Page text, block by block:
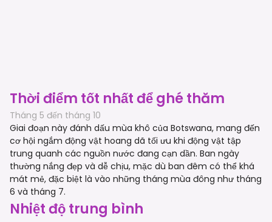
Thời điểm tốt nhất để ghé thăm
Tháng 5 đến tháng 10
Giai đoạn này đánh dấu mùa khô của Botswana, mang đến
cơ hội ngắm động vật hoang dã tối ưu khi động vật tập
trung quanh các nguồn nước đang cạn dần. Ban ngày
thường nắng đẹp và dễ chịu, mặc dù ban đêm có thể khá
mát mẻ, đặc biệt là vào những tháng mùa đông như tháng
6 và tháng 7.
Nhiệt độ trung bình